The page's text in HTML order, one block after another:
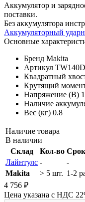
Аккумулятор и
поставки.
Без аккумулятора
Аккумуляторный
Основные
Бренд Makita
Артикул
Квадратный
Крутящий
Напряжение (В)
Наличие
Вес (кг) 0.8
Наличие товара
В наличии
Склад
Кол-во
Лайнтулс -
-
Makita
> 5 шт. 1-2
4 756 ₽
Цена указана с НДС